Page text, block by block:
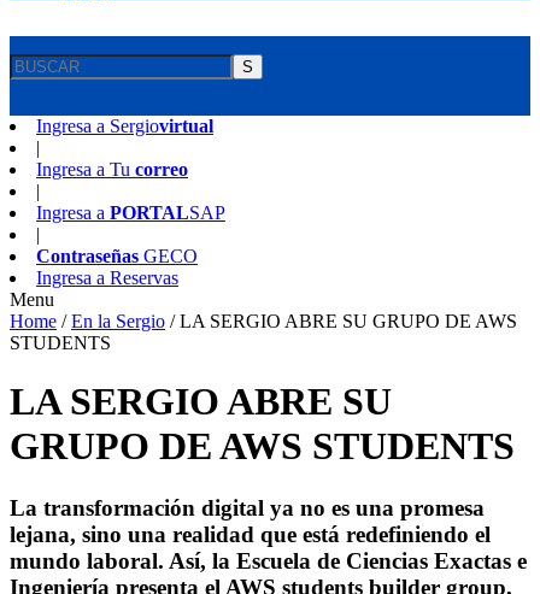
S
Ingresa a Sergiovirtual
|
Ingresa a Tu correo
|
Ingresa a PORTALSAP
|
Contraseñas GECO
Ingresa a Reservas
Menu
Home /En la Sergio /LA SERGIO ABRE SU GRUPO DE AWS
STUDENTS
LA SERGIO ABRE SU
GRUPO DE AWS STUDENTS
La transformación digital ya no es una promesa
lejana, sino una realidad que está redefiniendo el
mundo laboral. Así, la Escuela de Ciencias Exactas e
Ingeniería presenta el AWS students builder group,